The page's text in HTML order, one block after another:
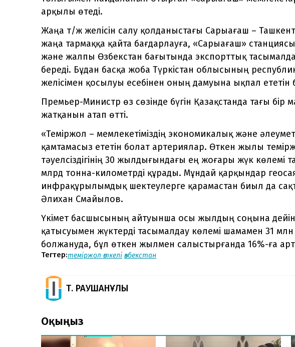
арқылы өтеді.
Жаңа т/ж желісін салу қолданыстағы Сарыағаш – Ташкент
жаңа тармаққа қайта бағдарлауға, «Сарыағаш»
және жалпы Өзбекстан бағытында экспорттық
береді. Бұдан басқа жоба Түркістан облысының
желісімен қосылуы есебінен оның дамуына ықпал ететін
Премьер-Министр өз сөзінде бүгін Қазақстанда тағы
жатқанын атап өтті.
«Теміржол – мемлекетіміздің экономикалық және
қамтамасыз ететін болат артериялар. Өткен жылы
тәуелсіздігінің 30 жылдығындағы ең жоғары жүк көлемі
млрд тонна-километрді құрады. Мұндай қарқындар
инфрақұрылымдық шектеулерге қарамастан биыл да
Әлихан Смайылов.
Үкімет басшысының айтуынша осы жылдың соңына
қатысуымен жүктерді тасымалдау көлемі шамамен 31
болжануда, бұл өткен жылмен салыстырғанда 16%-ға
Тегтер:теміржол өткелі өзбекстан
Т. РАУШАНҰЛЫ
Оқыңыз